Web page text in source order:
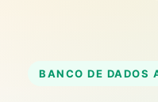
BANCO DE DADOS